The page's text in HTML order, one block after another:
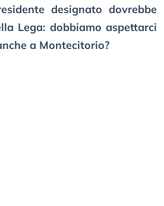
designato dovrebbe
Lega: dobbiamo aspettarci
a Montecitorio?